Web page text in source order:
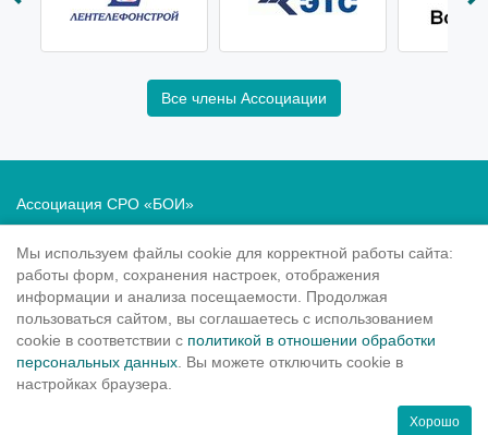
Все члены Ассоциации
Ассоциация СРО «БОИ»
Политика в отношении обработки персональных данных
190020, Санкт-Петербург, Рижский пр. 3, литер Б
Тел.: 8-800-505-02-38
(812) 251-31-01, 251-10-50
Мы используем файлы cookie для корректной работы сайта:
работы форм, сохранения настроек, отображения
информации и анализа посещаемости. Продолжая
пользоваться сайтом, вы соглашаетесь с использованием
cookie в соответствии с политикой в отношении обработки
персональных данных . Вы можете отключить cookie в
настройках браузера.
Хорошо